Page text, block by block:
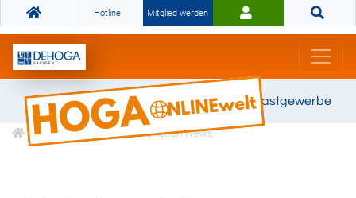
Hotline Mitglied werden
Gemeinsam stark für das Gastgewerbe
Informationen Branchen News